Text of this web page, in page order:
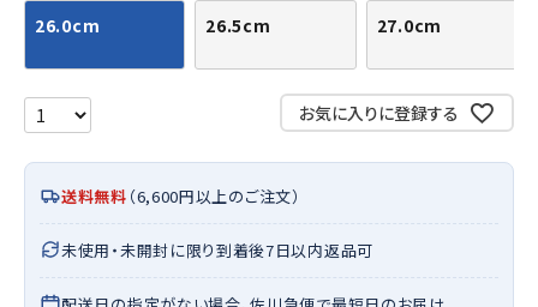
26.0cm 26.5cm 27.0cm
お気に入りに登録する
送料無料 （6,600円以上のご注文）
未使用・未開封に限り到着後7日以内返品可